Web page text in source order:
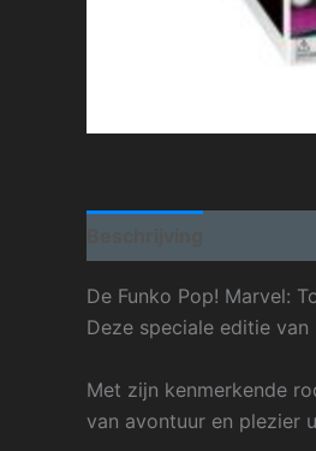
De Funko Pop! Marvel:
Deze speciale editie
Met zijn kenmerkende
van avontuur en plezier